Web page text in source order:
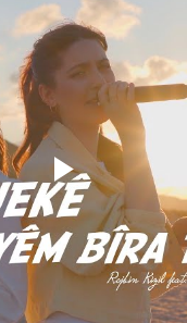
Play
Video